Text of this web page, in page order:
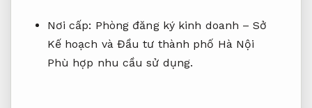
Nơi cấp: Phòng đăng ký kinh doanh – Sở
Kế hoạch và Đầu tư thành phố Hà Nội
Phù hợp nhu cầu sử dụng.